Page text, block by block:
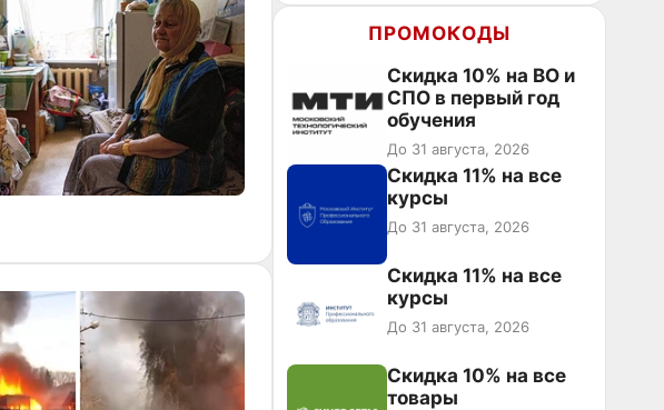
ПРОМОКОДЫ
Скидка 10% на ВО и
СПО в первый год
обучения
До 31 августа, 2026
Скидка 11% на все
курсы
До 31 августа, 2026
Скидка 11% на все
курсы
До 31 августа, 2026
Скидка 10% на все
товары